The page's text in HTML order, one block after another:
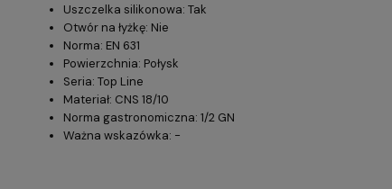
Uszczelka silikonowa: Tak
Otwór na łyżkę: Nie
Norma: EN 631
Powierzchnia: Połysk
Seria: Top Line
Materiał: CNS 18/10
Norma gastronomiczna: 1/2 GN
Ważna wskazówka: -